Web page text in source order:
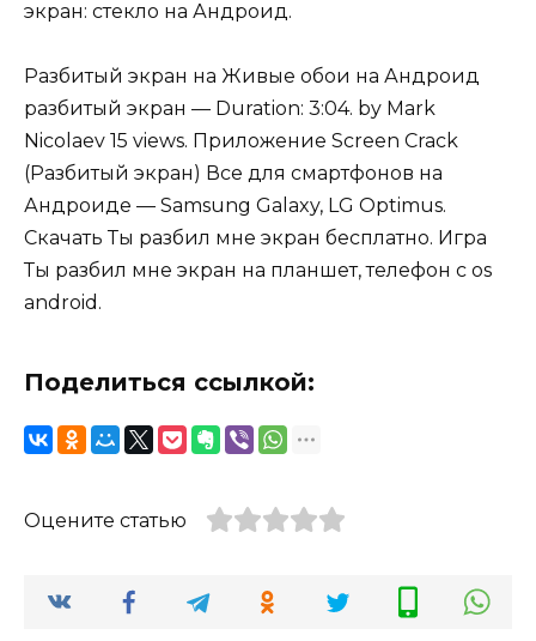
экран: стекло на Андроид.
Разбитый экран на Живые обои на Андроид
разбитый экран — Duration: 3:04. by Mark
Nicolaev 15 views. Приложение Screen Crack
(Разбитый экран) Все для смартфонов на
Андроиде — Samsung Galaxy, LG Optimus.
Скачать Ты разбил мне экран бесплатно. Игра
Ты разбил мне экран на планшет, телефон с os
android.
Поделиться ссылкой:
Оцените статью